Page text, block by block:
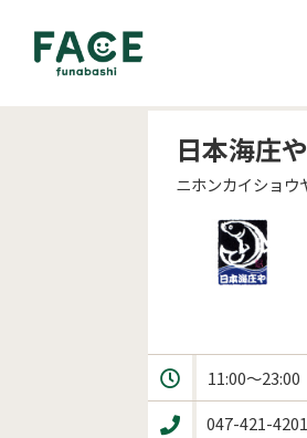
日本海庄や
ニホンカイショウ
11:00～23:00
047-421-4201